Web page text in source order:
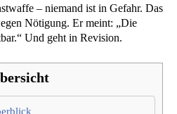
– niemand ist in Gefahr. Das
Nötigung. Er meint: „Die
Und geht in Revision.